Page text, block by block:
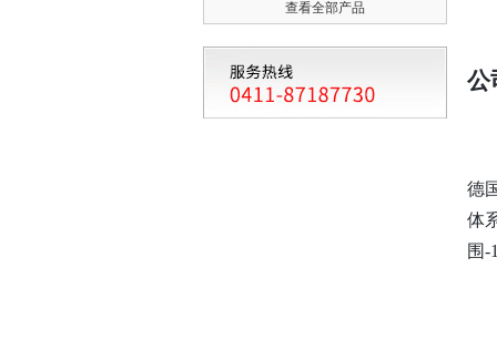
查看全部产品
公
德
体
围-